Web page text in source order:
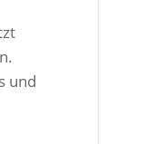
und